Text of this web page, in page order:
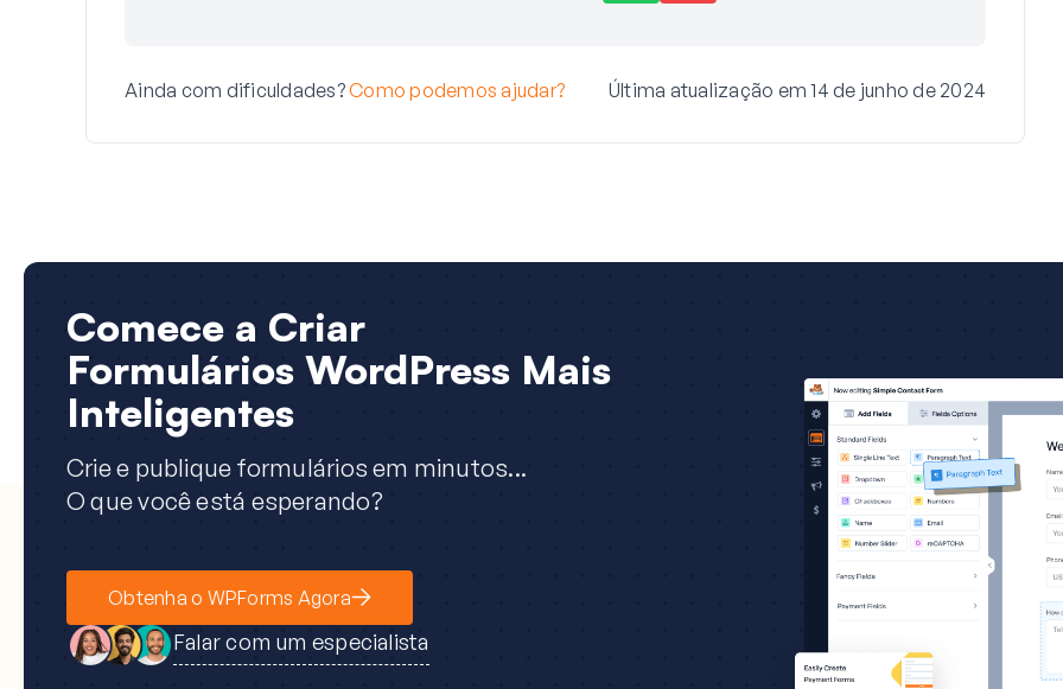
Ainda com dificuldades?Como podemos ajudar? Última atualização em 14 de junho de 2024
Comece a Criar
Formulários WordPress Mais
Inteligentes
Crie e publique formulários em minutos...
O que você está esperando?
Obtenha o WPForms Agora
Falar com um especialista